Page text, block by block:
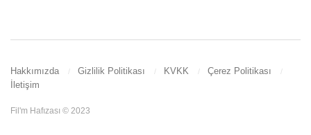
Hakkımızda Gizlilik Politikası KVKK
Çerez Politikası
İletişim
Fil'm Hafızası © 2023